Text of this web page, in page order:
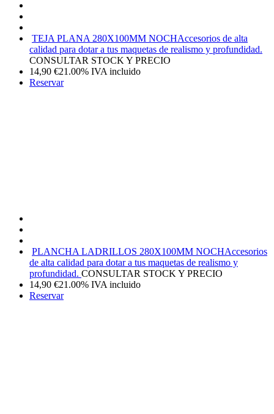
TEJA PLANA 280X100MM NOCHAccesorios de alta
calidad para dotar a tus maquetas de realismo y profundidad.
CONSULTAR STOCK Y PRECIO
14,90 €21.00% IVA incluido
Reservar
PLANCHA LADRILLOS 280X100MM NOCHAccesorios
de alta calidad para dotar a tus maquetas de realismo y
profundidad. CONSULTAR STOCK Y PRECIO
14,90 €21.00% IVA incluido
Reservar